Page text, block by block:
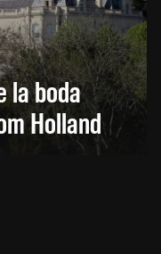
la boda
Holland